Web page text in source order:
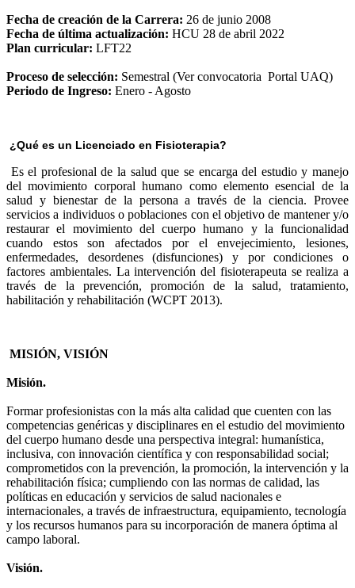
Fecha de creación de la Carrera: 26 de junio 2008
Fecha de última actualización: HCU 28 de abril 2022
Plan curricular: LFT22
Proceso de selección: Semestral (Ver convocatoria Portal UAQ)
Periodo de Ingreso: Enero - Agosto
¿Qué es un Licenciado en Fisioterapia?
Es el profesional de la salud que se encarga del estudio y manejo
del movimiento corporal humano como elemento esencial de la
salud y bienestar de la persona a través de la ciencia. Provee
servicios a individuos o poblaciones con el objetivo de mantener y/o
restaurar el movimiento del cuerpo humano y la funcionalidad
cuando estos son afectados por el envejecimiento, lesiones,
enfermedades, desordenes (disfunciones) y por condiciones o
factores ambientales. La intervención del fisioterapeuta se realiza a
través de la prevención, promoción de la salud, tratamiento,
habilitación y rehabilitación (WCPT 2013).
MISIÓN, VISIÓN
Misión.
Formar profesionistas con la más alta calidad que cuenten con las
competencias genéricas y disciplinares en el estudio del movimiento
del cuerpo humano desde una perspectiva integral: humanística,
inclusiva, con innovación científica y con responsabilidad social;
comprometidos con la prevención, la promoción, la intervención y la
rehabilitación física; cumpliendo con las normas de calidad, las
políticas en educación y servicios de salud nacionales e
internacionales, a través de infraestructura, equipamiento, tecnología
y los recursos humanos para su incorporación de manera óptima al
campo laboral.
Visión.